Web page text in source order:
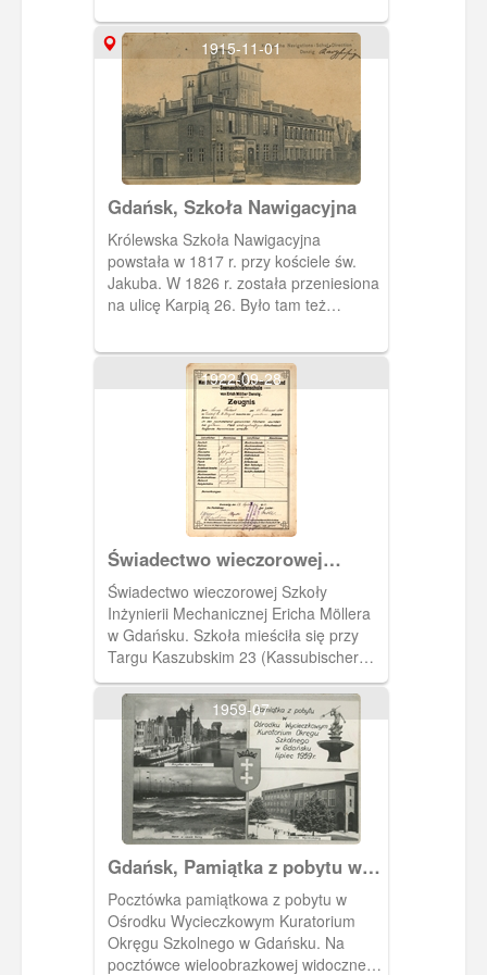
gmachu. Architekt Karl Kleefeld
wytyczył na trójkątnej działce
skomplikowany budynek, którego
skrzydła poprowadzono wzdłuż ulic, zaś
front zwrócony został w stronę
północną.
1915-11-01
Gdańsk, Szkoła Nawigacyjna
Królewska Szkoła Nawigacyjna
powstała w 1817 r. przy kościele św.
Jakuba. W 1826 r. została przeniesiona
na ulicę Karpią 26. Było tam też
dla zamiejscowych uczniów.
1922-09-28
Świadectwo wieczorowej
Szkoły Inżynierii Mechanicznej
Świadectwo wieczorowej Szkoły
Inżynierii Mechanicznej Ericha Möllera
w Gdańsku. Szkoła mieściła się przy
Targu Kaszubskim 23 (Kassubischer
Markt 23). Kształciła lub dokształcała
marynarzy.
1959-07
Gdańsk, Pamiątka z pobytu w
Gdańsku
Pocztówka pamiątkowa z pobytu w
Ośrodku Wycieczkowym Kuratorium
Okręgu Szkolnego w Gdańsku. Na
pocztówce wieloobrazkowej widoczne